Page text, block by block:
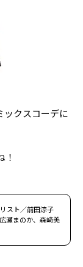
クスコーデに
スト／前田涼子
瀬まのか、森﨑美